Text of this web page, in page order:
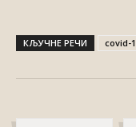
КЉУЧНЕ РЕЧИ covid-